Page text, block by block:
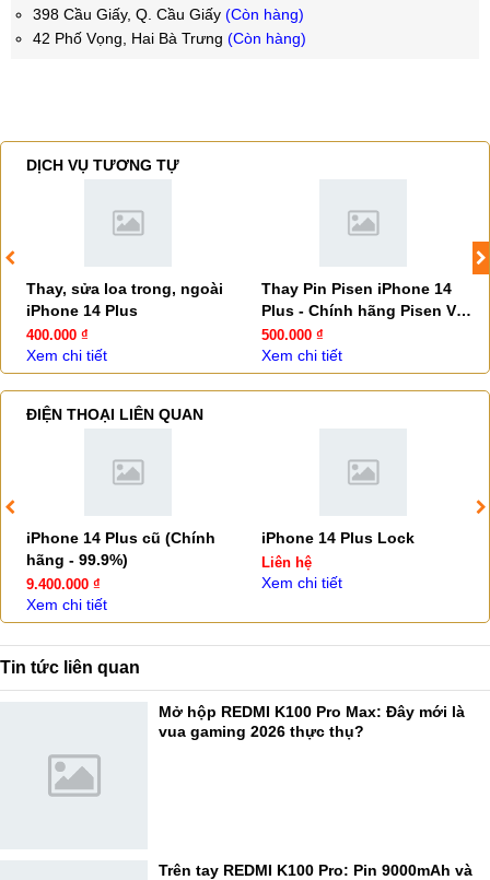
398 Cầu Giấy, Q. Cầu Giấy (Còn hàng)
42 Phố Vọng, Hai Bà Trưng (Còn hàng)
DỊCH VỤ TƯƠNG TỰ
Thay, sửa loa trong, ngoài
iPhone 14 Plus
400.000 ₫
Xem chi tiết
Thay Pin Pisen iPhone 14
Plus - Chính hãng Pisen Việt
Nam
500.000 ₫
Xem chi tiết
ĐIỆN THOẠI LIÊN QUAN
iPhone 14 Plus cũ (Chính
hãng - 99.9%)
9.400.000 ₫
Xem chi tiết
iPhone 14 Plus Lock
Liên hệ
Xem chi tiết
Tin tức liên quan
Mở hộp REDMI K100 Pro Max: Đây mới là
vua gaming 2026 thực thụ?
Trên tay REDMI K100 Pro: Pin 9000mAh và